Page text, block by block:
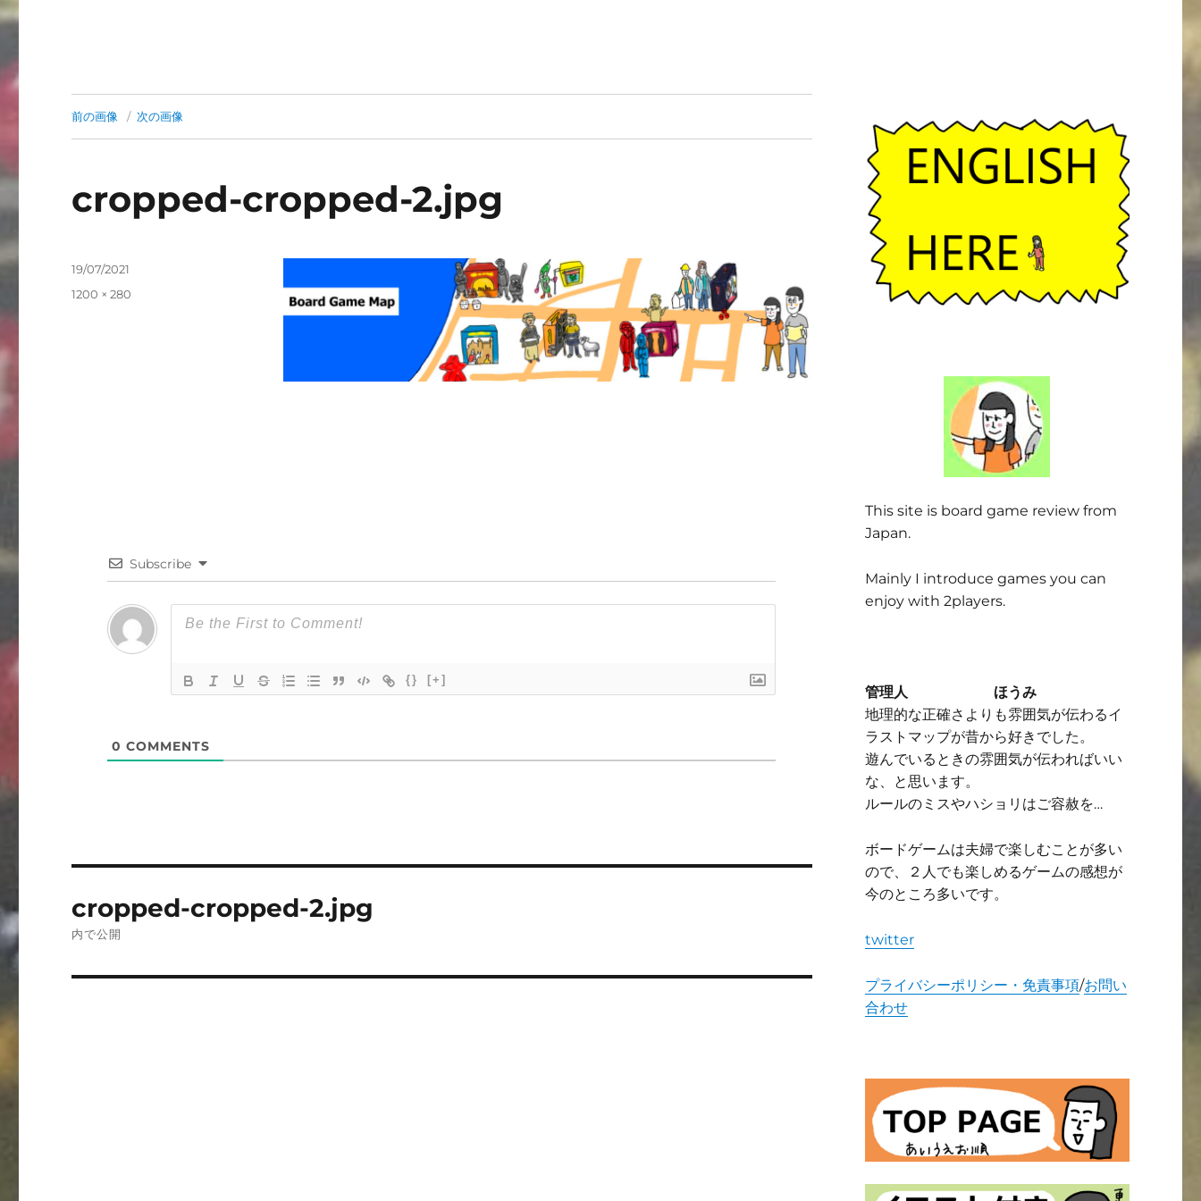
前の画像 次の画像
cropped-cropped-2.jpg
投
19/07/2021
フ
1200 × 280
Subscribe
{} [+]
0 COMMENTS
稿
cropped-cropped-2.jpg
内で公開
This site is board game review from
Japan.
Mainly I introduce games you can
enjoy with 2players.
管理人 ほうみ
地理的な正確さよりも雰囲気が伝わるイ
ラストマップが昔から好きでした。
遊んでいるときの雰囲気が伝わればいい
な、と思います。
ルールのミスやハショリはご容赦を…
ボードゲームは夫婦で楽しむことが多い
ので、２人でも楽しめるゲームの感想が
今のところ多いです。
twitter
プライバシーポリシー・免責事項/お問い
合わせ